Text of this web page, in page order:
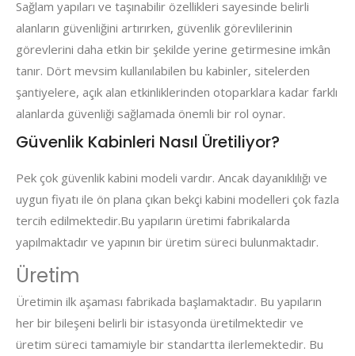
Sağlam yapıları ve taşınabilir özellikleri sayesinde belirli
alanların güvenliğini artırırken, güvenlik görevlilerinin
görevlerini daha etkin bir şekilde yerine getirmesine imkân
tanır. Dört mevsim kullanılabilen bu kabinler, sitelerden
şantiyelere, açık alan etkinliklerinden otoparklara kadar farklı
alanlarda güvenliği sağlamada önemli bir rol oynar.
Güvenlik Kabinleri Nasıl Üretiliyor?
Pek çok güvenlik kabini modeli vardır. Ancak dayanıklılığı ve
uygun fiyatı ile ön plana çıkan bekçi kabini modelleri çok fazla
tercih edilmektedir.Bu yapıların üretimi fabrikalarda
yapılmaktadır ve yapının bir üretim süreci bulunmaktadır.
Üretim
Üretimin ilk aşaması fabrikada başlamaktadır. Bu yapıların
her bir bileşeni belirli bir istasyonda üretilmektedir ve
üretim süreci tamamiyle bir standartta ilerlemektedir. Bu